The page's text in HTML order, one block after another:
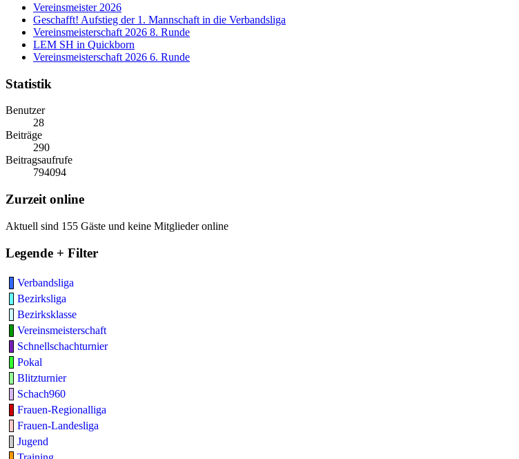
Vereinsmeister 2026
Geschafft! Aufstieg der 1. Mannschaft in die Verbandsliga
Vereinsmeisterschaft 2026 8. Runde
LEM SH in Quickborn
Vereinsmeisterschaft 2026 6. Runde
Statistik
Benutzer
28
Beiträge
290
Beitragsaufrufe
794094
Zurzeit online
Aktuell sind 155 Gäste und keine Mitglieder online
Legende + Filter
Verbandsliga
Bezirksliga
Bezirksklasse
Vereinsmeisterschaft
Schnellschachturnier
Pokal
Blitzturnier
Schach960
Frauen-Regionalliga
Frauen-Landesliga
Jugend